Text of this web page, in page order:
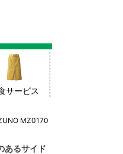
サービス
MZ0170
あるサイド